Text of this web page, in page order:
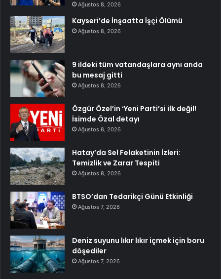
Ağustos 8, 2026
Kayseri’de İnşaatta İşçi Ölümü
Ağustos 8, 2026
9 ildeki tüm vatandaşlara aynı anda
bu mesaj gitti
Ağustos 8, 2026
Özgür Özel’in ‘Yeni Parti’si ilk değil!
İsimde Özal detayı
Ağustos 8, 2026
Hatay’da Sel Felaketinin İzleri:
Temizlik ve Zarar Tespiti
Ağustos 8, 2026
BTSO’dan Tedarikçi Günü Etkinliği
Ağustos 7, 2026
Deniz suyunu lıkır lıkır içmek için boru
döşediler
Ağustos 7, 2026